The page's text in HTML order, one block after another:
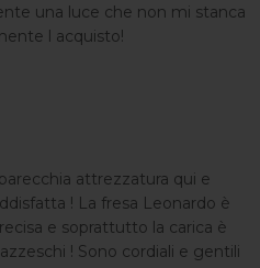
una luce che non mi stanca
l acquisto!
attrezzatura qui e
! La fresa Leonardo è
e soprattutto la carica è
! Sono cordiali e gentili